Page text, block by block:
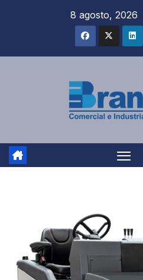
8 agosto, 2026